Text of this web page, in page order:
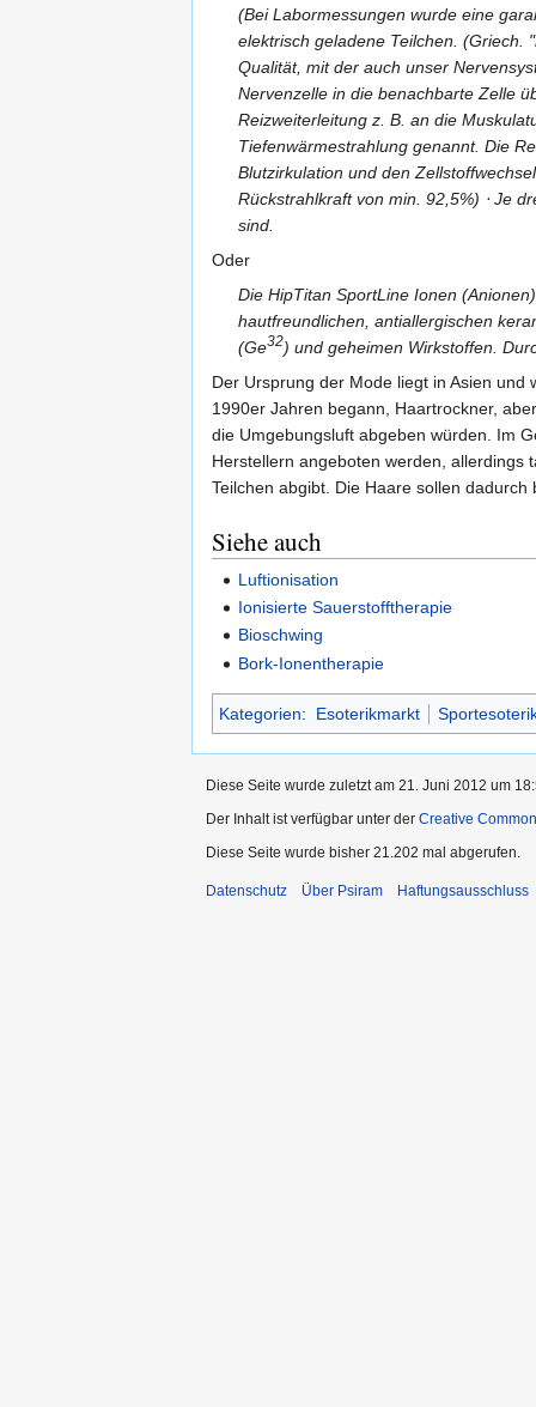
(Bei Labormessungen wurde eine
elektrisch geladene Teilchen. (Griech.
Qualität, mit der auch unser
Nervenzelle in die benachbarte Zelle
Reizweiterleitung z. B. an die
Tiefenwärmestrahlung genannt. Die
Blutzirkulation und den
Rückstrahlkraft von min. 92,5%) ⋅ Je
sind.
Oder
Die HipTitan SportLine Ionen
hautfreundlichen, antiallergischen
(Ge32) und geheimen Wirkstoffen.
Der Ursprung der Mode liegt in Asien
1990er Jahren begann, Haartrockner,
die Umgebungsluft abgeben würden. Im
Herstellern angeboten werden, allerdings
Teilchen abgibt. Die Haare sollen
Siehe auch
Luftionisation
Ionisierte Sauerstofftherapie
Bioschwing
Bork-Ionentherapie
Kategorien: Esoterikmarkt
Diese Seite wurde zuletzt am 21. Juni 2012 um
Der Inhalt ist verfügbar unter der Creative
Diese Seite wurde bisher 21.202 mal abgerufen.
Datenschutz Über Psiram Haftungsausschluss